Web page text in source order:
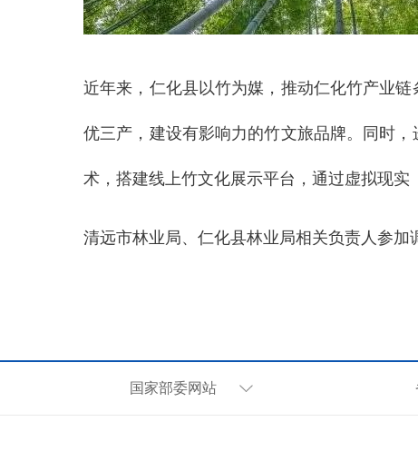
近年来，仁化县以竹为媒，推动仁化竹产业
优三产，建设有影响力的竹文旅品牌。同时
术，搭建线上竹文化展示平台，通过虚拟现实
清远市林业局、仁化县林业局相关负责人参加
国家部委网站